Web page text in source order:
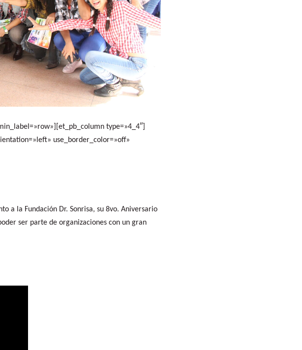
type=»4_4″]
use_border_color=»off»
a la Fundación Dr. Sonrisa, su 8vo. Aniversario
ser parte de organizaciones con un gran